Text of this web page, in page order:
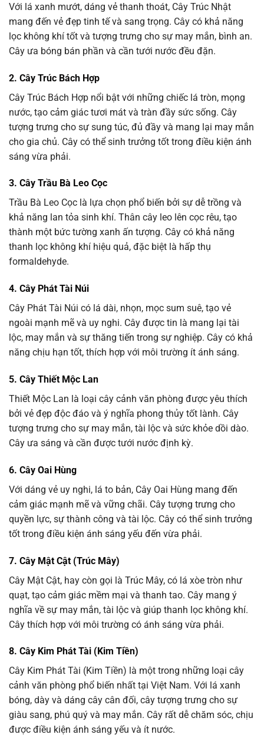
Với lá xanh mướt, dáng vẻ thanh thoát, Cây Trúc Nhật
mang đến vẻ đẹp tinh tế và sang trọng. Cây có khả năng
lọc không khí tốt và tượng trưng cho sự may mắn, bình an.
Cây ưa bóng bán phần và cần tưới nước đều đặn.
2. Cây Trúc Bách Hợp
Cây Trúc Bách Hợp nổi bật với những chiếc lá tròn, mọng
nước, tạo cảm giác tươi mát và tràn đầy sức sống. Cây
tượng trưng cho sự sung túc, đủ đầy và mang lại may mắn
cho gia chủ. Cây có thể sinh trưởng tốt trong điều kiện ánh
sáng vừa phải.
3. Cây Trầu Bà Leo Cọc
Trầu Bà Leo Cọc là lựa chọn phổ biến bởi sự dễ trồng và
khả năng lan tỏa sinh khí. Thân cây leo lên cọc rêu, tạo
thành một bức tường xanh ấn tượng. Cây có khả năng
thanh lọc không khí hiệu quả, đặc biệt là hấp thụ
formaldehyde.
4. Cây Phát Tài Núi
Cây Phát Tài Núi có lá dài, nhọn, mọc sum suê, tạo vẻ
ngoài mạnh mẽ và uy nghi. Cây được tin là mang lại tài
lộc, may mắn và sự thăng tiến trong sự nghiệp. Cây có khả
năng chịu hạn tốt, thích hợp với môi trường ít ánh sáng.
5. Cây Thiết Mộc Lan
Thiết Mộc Lan là loại cây cảnh văn phòng được yêu thích
bởi vẻ đẹp độc đáo và ý nghĩa phong thủy tốt lành. Cây
tượng trưng cho sự may mắn, tài lộc và sức khỏe dồi dào.
Cây ưa sáng và cần được tưới nước định kỳ.
6. Cây Oai Hùng
Với dáng vẻ uy nghi, lá to bản, Cây Oai Hùng mang đến
cảm giác mạnh mẽ và vững chãi. Cây tượng trưng cho
quyền lực, sự thành công và tài lộc. Cây có thể sinh trưởng
tốt trong điều kiện ánh sáng yếu đến vừa phải.
7. Cây Mật Cật (Trúc Mây)
Cây Mật Cật, hay còn gọi là Trúc Mây, có lá xòe tròn như
quạt, tạo cảm giác mềm mại và thanh tao. Cây mang ý
nghĩa về sự may mắn, tài lộc và giúp thanh lọc không khí.
Cây thích hợp với môi trường có ánh sáng vừa phải.
8. Cây Kim Phát Tài (Kim Tiền)
Cây Kim Phát Tài (Kim Tiền) là một trong những loại cây
cảnh văn phòng phổ biến nhất tại Việt Nam. Với lá xanh
bóng, dày và dáng cây cân đối, cây tượng trưng cho sự
giàu sang, phú quý và may mắn. Cây rất dễ chăm sóc, chịu
được điều kiện ánh sáng yếu và ít nước.